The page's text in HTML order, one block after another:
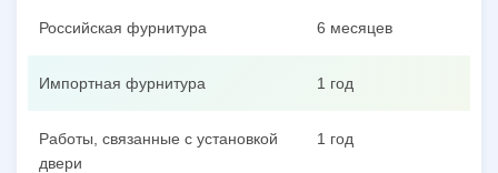
Российская фурнитура 6 месяцев
Импортная фурнитура 1 год
Работы, связанные с установкой
двери
1 год